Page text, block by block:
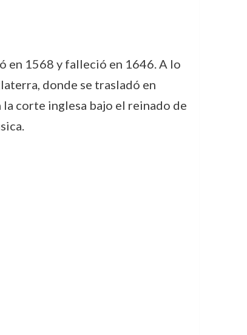
en 1568 y falleció en 1646. A lo
donde se trasladó en
la corte inglesa bajo el reinado de